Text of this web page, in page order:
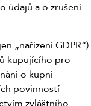
údajů a o zrušení
„nařízení GDPR“)
kupujícího pro
o kupní
povinností
zvláštního